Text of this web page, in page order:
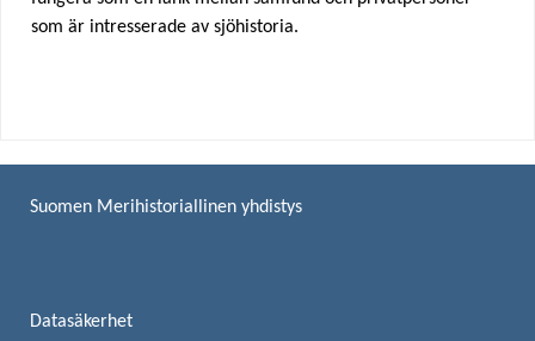
som är intresserade av sjöhistoria.
Suomen Merihistoriallinen yhdistys
Datasäkerhet